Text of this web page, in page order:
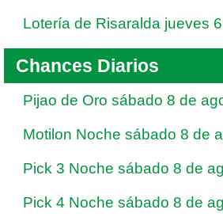
Lotería de Risaralda jueves
Chances Diarios
Pijao de Oro sábado 8 de
Motilon Noche sábado 8 de
Pick 3 Noche sábado 8 de
Pick 4 Noche sábado 8 de